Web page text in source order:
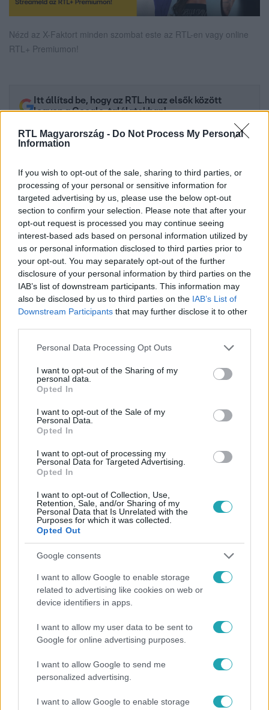
RTL Magyarország - Do Not Process My Personal
Information
If you wish to opt-out of the sale, sharing to third parties, or
processing of your personal or sensitive information for
targeted advertising by us, please use the below opt-out
section to confirm your selection. Please note that after your
opt-out request is processed you may continue seeing
interest-based ads based on personal information utilized by
us or personal information disclosed to third parties prior to
your opt-out. You may separately opt-out of the further
disclosure of your personal information by third parties on the
IAB’s list of downstream participants. This information may
also be disclosed by us to third parties on the IAB’s List of
Downstream Participants that may further disclose it to other
Please note that this website/app uses one or more Google
not limited to your visit or usage behaviour. You may click to
grant or deny consent to Google and its third-party tags to
use your data for below specified purposes in below Google
consent section.
Personal Data Processing Opt Outs
I want to opt-out of the Sharing of my
personal data.
Opted In
I want to opt-out of the Sale of my
Personal Data.
Opted In
I want to opt-out of processing my
Personal Data for Targeted Advertising.
Opted In
I want to opt-out of Collection, Use,
Retention, Sale, and/or Sharing of my
Personal Data that Is Unrelated with the
Purposes for which it was collected.
Opted Out
Google consents
I want to allow Google to enable storage
related to advertising like cookies on web or
device identifiers in apps.
I want to allow my user data to be sent to
Google for online advertising purposes.
I want to allow Google to send me
personalized advertising.
I want to allow Google to enable storage
Nézd az X-Faktort minden szombat este az RTL-en vagy online
RTL+ Premiumon!
Itt állítsd be, hogy az RTL.hu az elsők között
legyen a Google-találatokban!
Kövess minket, és értesülj a friss hírekről a
Facebookon is!
Követem
EXTRA VIDEÓK #
VALKUSZ MILÁN
Népszerű